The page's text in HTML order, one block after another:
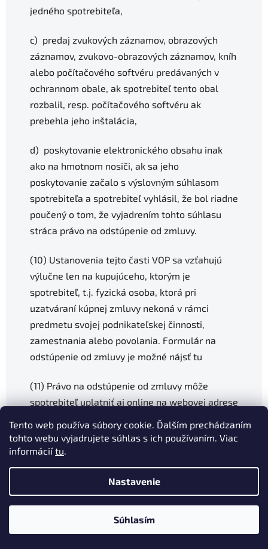
Tento web používa súbory cookie. Ďalším prechádzaním
tohto webu vyjadrujete súhlas s ich používaním. Viac
informáciítu.
Nastavenie
Súhlasím
jedného spotrebiteľa,
c) predaj zvukových záznamov, obrazových
záznamov, zvukovo-obrazových záznamov, kníh
alebo počítačového softvéru predávaných v
ochrannom obale, ak spotrebiteľ tento obal
rozbalil, resp. počítačového softvéru ak
prebehla jeho inštalácia,
d) poskytovanie elektronického obsahu inak
ako na hmotnom nosiči, ak sa jeho
poskytovanie začalo s výslovným súhlasom
spotrebiteľa a spotrebiteľ vyhlásil, že bol riadne
poučený o tom, že vyjadrením tohto súhlasu
stráca právo na odstúpenie od zmluvy.
(10) Ustanovenia tejto časti VOP sa vzťahujú
výlučne len na kupujúceho, ktorým je
spotrebiteľ, t.j. fyzická osoba, ktorá pri
uzatváraní kúpnej zmluvy nekoná v rámci
predmetu svojej podnikateľskej činnosti,
zamestnania alebo povolania. Formulár na
odstúpenie od zmluvy je možné nájsť tu
(11) Právo na odstúpenie od zmluvy môže
spotrebiteľ uplatniť aj online na webovej adrese
internetového obchodu predávajúceho, a to
stlačením na slovné spojenie „
odstúpiť od
zmluvy tu
potvrdenie o doručení odstúpenia od zmluvy
vrátane jeho obsahu, dátumu a času jeho
odoslania spotrebiteľovi obchodník
bezodkladne poskytne na trvanlivom médiu e-